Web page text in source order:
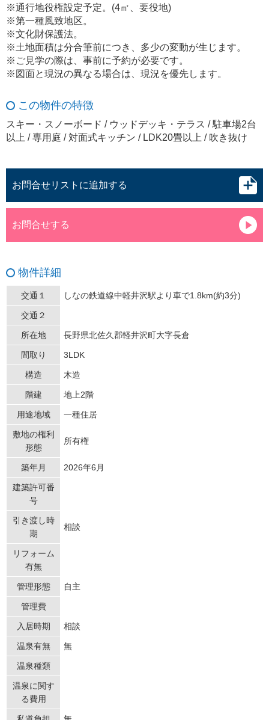
※通行地役権設定予定。(4㎡、要役地)
※第一種風致地区。
※文化財保護法。
※土地面積は分合筆前につき、多少の変動が生じます。
※ご見学の際は、事前に予約が必要です。
※図面と現況の異なる場合は、現況を優先します。
この物件の特徴
スキー・スノーボード / ウッドデッキ・テラス / 駐車場2台
以上 / 専用庭 / 対面式キッチン / LDK20畳以上 / 吹き抜け
お問合せリストに追加する
お問合せする
物件詳細
交通１ しなの鉄道線中軽井沢駅より車で1.8km(約3分)
交通２
所在地 長野県北佐久郡軽井沢町大字長倉
間取り 3LDK
構造 木造
階建 地上2階
用途地域 一種住居
敷地の権利
形態
所有権
築年月 2026年6月
建築許可番
号
引き渡し時
期
相談
リフォーム
有無
管理形態 自主
管理費
入居時期 相談
温泉有無 無
温泉種類
温泉に関す
る費用